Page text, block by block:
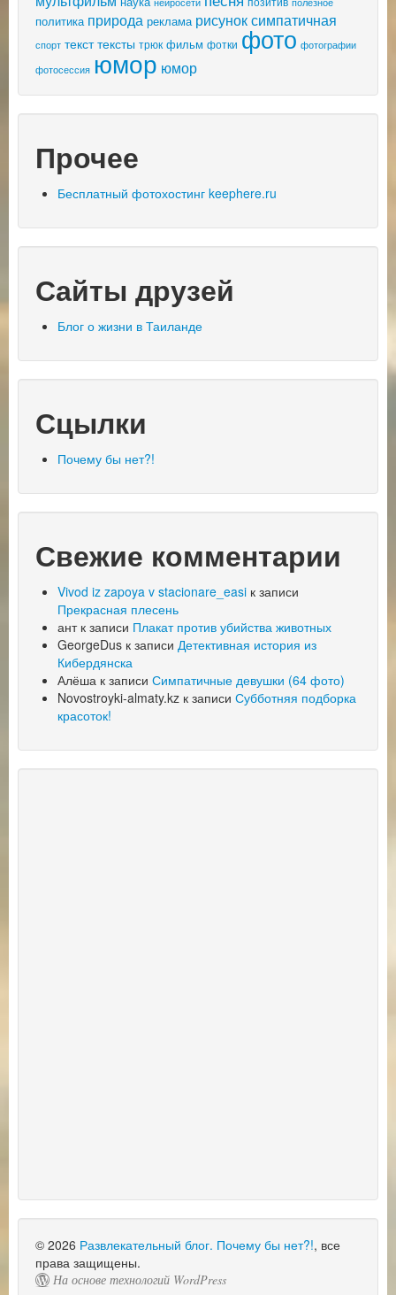
политика природа реклама рисуноксимпатичная
спорт текст тексты трюк фильм фотки фото фотографии
фотосессия юмор юмор
Прочее
Бесплатный фотохостинг keephere.ru
Сайты друзей
Блог о жизни в Таиланде
Сцылки
Почему бы нет?!
Свежие комментарии
Vivod iz zapoya v stacionare_easi к записи
Прекрасная плесень
антк записи Плакат против убийства животных
GeorgeDus к записи Детективная история из
Кибердянска
Алёша к записи Симпатичные девушки (64 фото)
Novostroyki-almaty.kz к записи Субботняя подборка
красоток!
© 2026 Развлекательный блог. Почему бы нет?!, все
права защищены.
На основе технологий WordPress